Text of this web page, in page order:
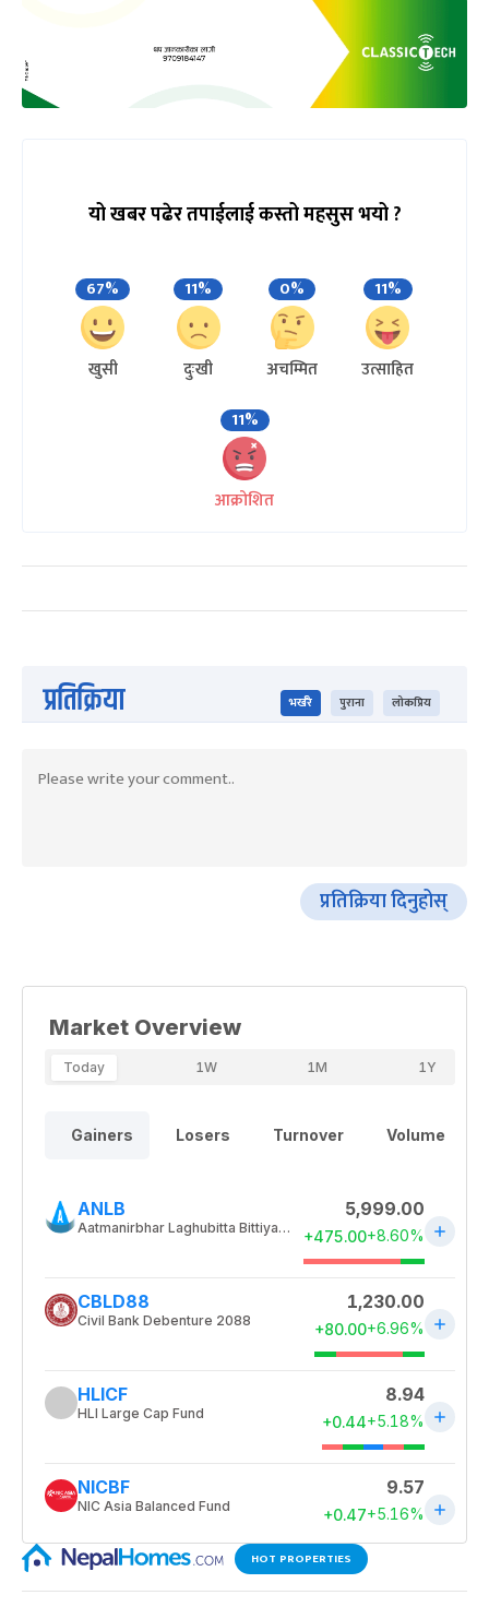
यो खबर पढेर तपाईलाई कस्तो महसुस भयो ?
67%
खुसी
11%
दुःखी
0%
अचम्मित
11%
उत्साहित
11%
आक्रोशित
प्रतिक्रिया भर्खरै पुराना लोकप्रिय
प्रतिक्रिया दिनुहोस्
HOT PROPERTIES